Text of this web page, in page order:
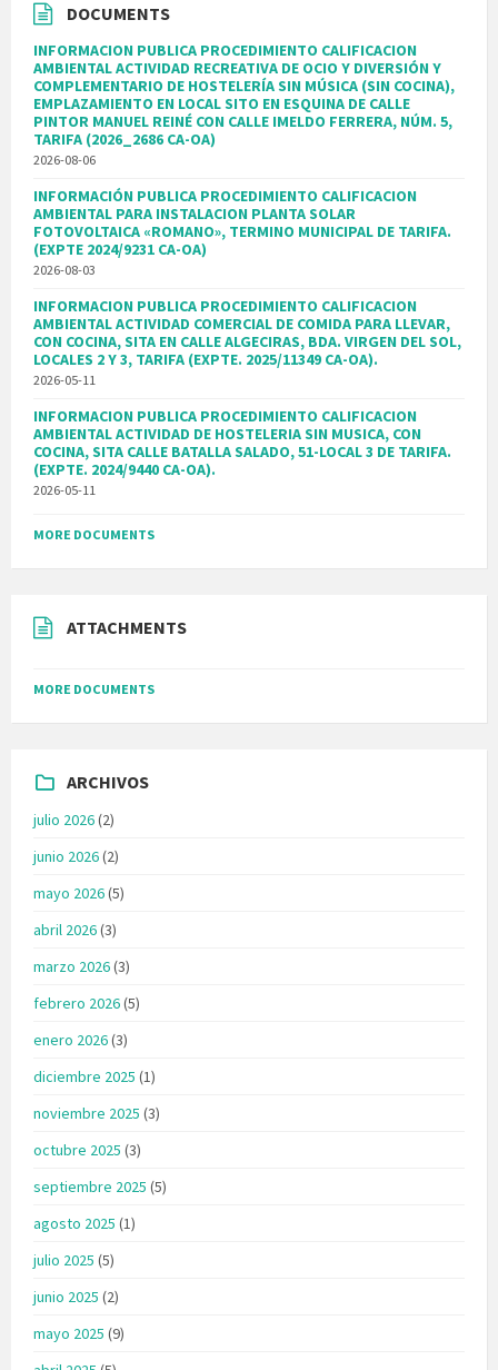
DOCUMENTS
INFORMACION PUBLICA PROCEDIMIENTO CALIFICACION
AMBIENTAL ACTIVIDAD RECREATIVA DE OCIO Y DIVERSIÓN Y
COMPLEMENTARIO DE HOSTELERÍA SIN MÚSICA (SIN COCINA),
EMPLAZAMIENTO EN LOCAL SITO EN ESQUINA DE CALLE
PINTOR MANUEL REINÉ CON CALLE IMELDO FERRERA, NÚM. 5,
TARIFA (2026_2686 CA-OA)
2026-08-06
INFORMACIÓN PUBLICA PROCEDIMIENTO CALIFICACION
AMBIENTAL PARA INSTALACION PLANTA SOLAR
FOTOVOLTAICA «ROMANO», TERMINO MUNICIPAL DE TARIFA.
(EXPTE 2024/9231 CA-OA)
2026-08-03
INFORMACION PUBLICA PROCEDIMIENTO CALIFICACION
AMBIENTAL ACTIVIDAD COMERCIAL DE COMIDA PARA LLEVAR,
CON COCINA, SITA EN CALLE ALGECIRAS, BDA. VIRGEN DEL SOL,
LOCALES 2 Y 3, TARIFA (EXPTE. 2025/11349 CA-OA).
2026-05-11
INFORMACION PUBLICA PROCEDIMIENTO CALIFICACION
AMBIENTAL ACTIVIDAD DE HOSTELERIA SIN MUSICA, CON
COCINA, SITA CALLE BATALLA SALADO, 51-LOCAL 3 DE TARIFA.
(EXPTE. 2024/9440 CA-OA).
2026-05-11
MORE DOCUMENTS
ATTACHMENTS
MORE DOCUMENTS
ARCHIVOS
julio 2026(2)
junio 2026(2)
mayo 2026(5)
abril 2026(3)
marzo 2026(3)
febrero 2026(5)
enero 2026(3)
diciembre 2025 (1)
noviembre 2025 (3)
octubre 2025 (3)
septiembre 2025 (5)
agosto 2025 (1)
julio 2025 (5)
junio 2025 (2)
mayo 2025 (9)